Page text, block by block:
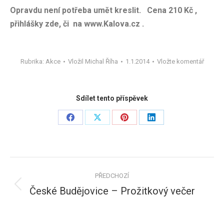
Opravdu není potřeba umět kreslit. Cena 210 Kč ,
přihlášky zde, či na www.Kalova.cz .
Rubrika: Akce Vložil Michal Říha 1.1.2014 Vložte komentář
Sdílet tento příspěvek
Share
Share
Share
Share
příspěvků
PŘEDCHOZÍ
Předchozí
České Budějovice – Prožitkový večer